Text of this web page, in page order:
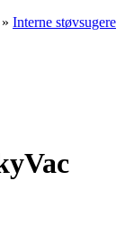
» Interne støvsugere